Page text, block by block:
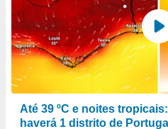
Até 39 ºC e noites
haverá 1 distrito de